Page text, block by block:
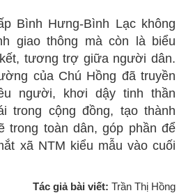
Bình Hưng-Bình Lạc không
giao thông mà còn là biểu
tương trợ giữa người dân.
của Chú Hồng đã truyền
người, khơi dậy tinh thần
trong cộng đồng, tạo thành
trong toàn dân, góp phần để
xã NTM kiểu mẫu vào cuối
Tác giả bài viết: Trần Thị Hồng